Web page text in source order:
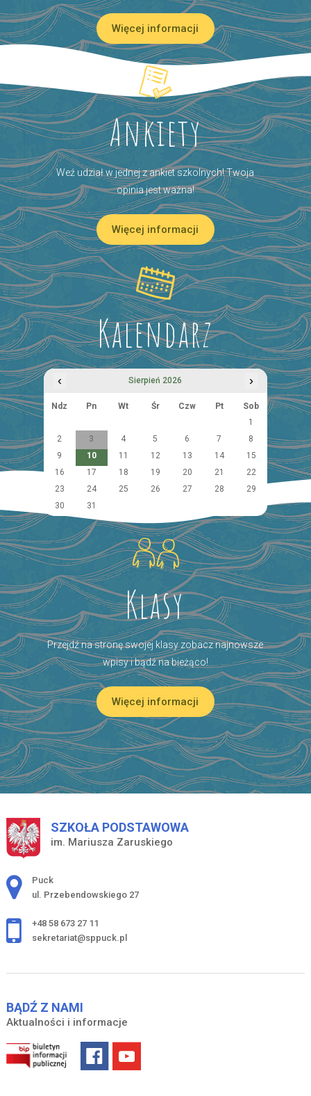
Więcej informacji
Ankiety
Weź udział w jednej z ankiet szkolnych! Twoja
opinia jest ważna!
Więcej informacji
Kalendarz
‹ Sierpień 2026 ›
Ndz Pn Wt Śr Czw Pt
Sob
1
2
3 4 5 6 7
8
9
10 11 12 13 14
15
16
17 18 19 20 21
22
23
24 25 26 27 28
29
30
31
Klasy
Przejdź na stronę swojej klasy zobacz najnowsze
wpisy i bądź na bieżąco!
Więcej informacji
SZKOŁA PODSTAWOWA
im. Mariusza Zaruskiego
Adres pocztowy:
Puck
ul. Przebendowskiego 27
+48 58 673 27 11
sekretariat@sppuck.pl
BĄDŹ Z NAMI
Aktualności i informacje